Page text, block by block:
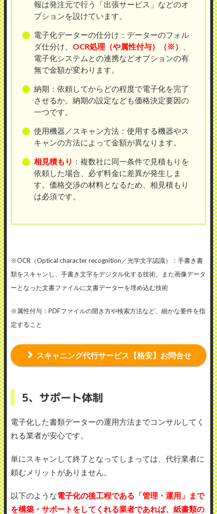
報は発注元で行う「出張サービス」などのオ
プションを設けています。
電子化データーの仕分け：データーのフォル
ダ仕分け、 OCR処理（や属性付与）（※）
電子化システムとの連携などオプションの有
無で金額が変わります。
納期：依頼してからどの程度で電子化を完了
させるか。納期の設定なども価格決定要因の
一つです。
使用機器／スキャン方法：使用する機器やス
キャンの方法によって金額が異なります。
相見積もり ：複数社に同一条件で見積もりを
依頼した場合、必ず料金に差異が発生しま
す。価格交渉の材料となるため、相見積もり
は必須です。
※OCR（Optical character recognition／光学文字認識）：手書き書
類をスキャンし、手書き文字をデジタル化する技術。また画像データ
ーとなった文書ファイルに文書データーを埋め込む技術
※属性付与：PDFファイルの開き方や検索方法など、細かな要件を指
定すること
スキャニング代行サービス【格安】お問合せ
5、サポート体制
電子化した書類データーの運用方法までコンサルしてく
れる業者が安心です。
単にスキャンして終了となってしまっては、代行業者に
頼むメリットがありません。
以下のような電子化の後工程である「管理・運用」まで
を構築・サポートをしてくれる業者であれば、紙書類の